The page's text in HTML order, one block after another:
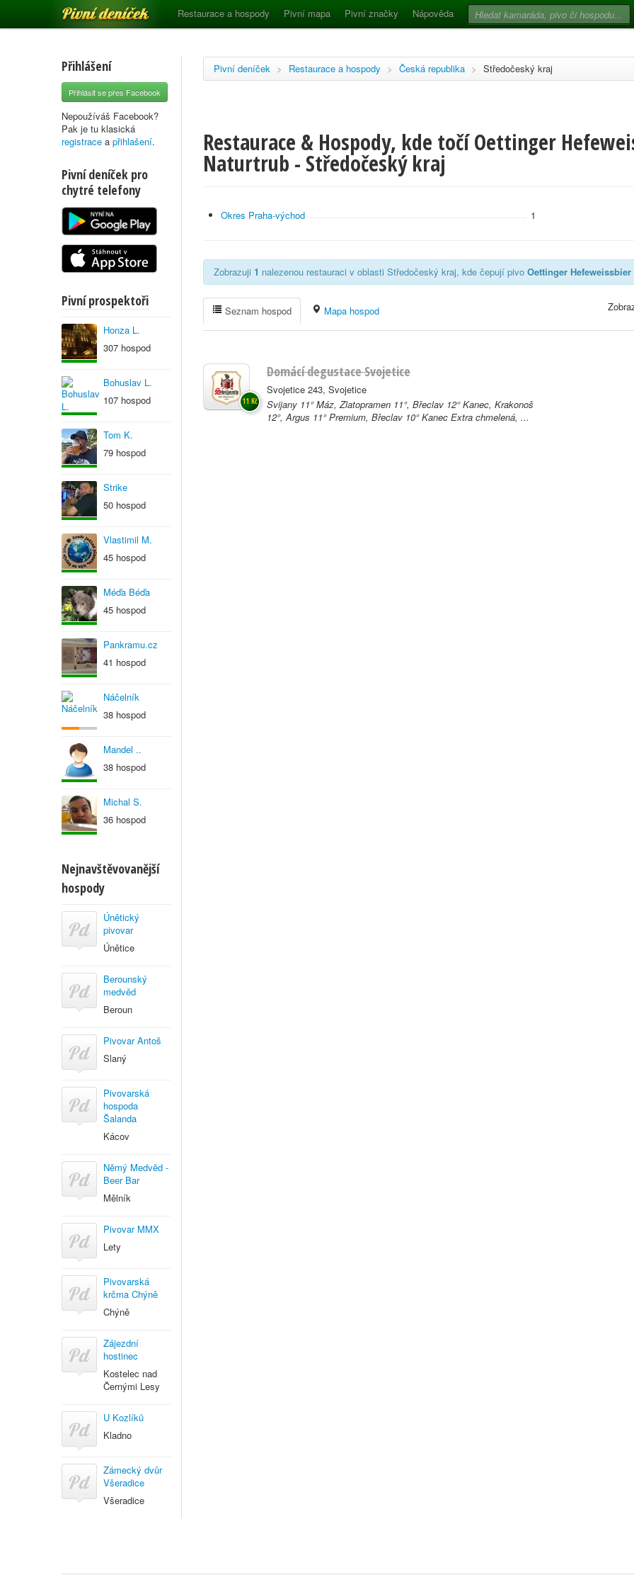
Pivní deníček Restaurace a hospody Pivní mapa Pivní značky Nápověda
Přihlášení
Přihlásit se přes Facebook
Nepoužíváš Facebook?
Pak je tu klasická
registrace a přihlašení.
Pivní deníček pro
chytré telefony
Pivní prospektoři
Honza L.
307 hospod
Bohuslav L.
107 hospod
Tom K.
79 hospod
Strike
50 hospod
Vlastimil M.
45 hospod
Méďa Béďa
45 hospod
Pankramu.cz
41 hospod
Náčelník
38 hospod
Mandel ..
38 hospod
Michal S.
36 hospod
Nejnavštěvovanější
hospody
Únětický
pivovar
Únětice
Berounský
medvěd
Beroun
Pivovar Antoš
Slaný
Pivovarská
hospoda
Šalanda
Kácov
Němý Medvěd -
Beer Bar
Mělník
Pivovar MMX
Lety
Pivovarská
krčma Chýně
Chýně
Zájezdní
hostinec
Kostelec nad
Černými Lesy
U Kozlíků
Kladno
Zámecký dvůr
Všeradice
Všeradice
Pivní deníček > Restaurace a hospody > Česká republika > Středočeský kraj
Restaurace & Hospody, kde točí Oettinger
Naturtrub - Středočeský kraj
Okres Praha-východ 1
Zobrazuji 1 nalezenou restauraci v oblasti Středočeský kraj, kde čepují pivo Oettinger
Seznam hospod Mapa hospod
Domácí degustace Svojetice
Svojetice 243, Svojetice
Svijany 11° Máz, Zlatopramen 11°, Břeclav 12° Kanec, Krakonoš
12°, Argus 11° Premium, Břeclav 10° Kanec Extra chmelená, ...
11 Kč